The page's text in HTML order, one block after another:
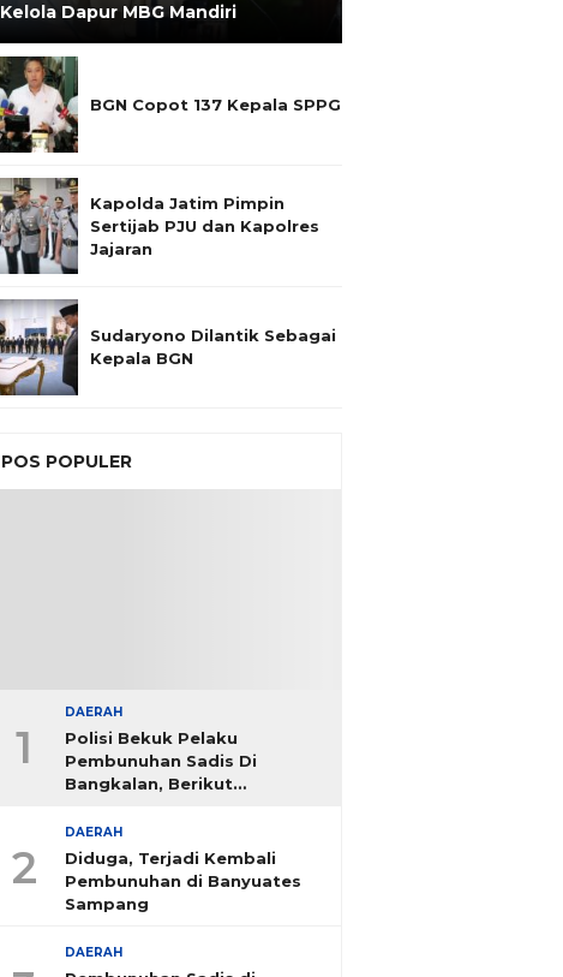
Kelola Dapur MBG Mandiri
BGN Copot 137 Kepala SPPG
Kapolda Jatim Pimpin
Sertijab PJU dan Kapolres
Jajaran
Sudaryono Dilantik Sebagai
Kepala BGN
POS POPULER
1
DAERAH
Polisi Bekuk Pelaku
Pembunuhan Sadis Di
Bangkalan, Berikut
2
DAERAH
Diduga, Terjadi Kembali
Pembunuhan di Banyuates
Sampang
DAERAH